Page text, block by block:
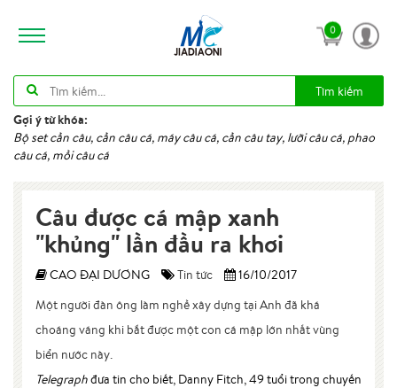
0
Tìm kiếm
Gợi ý từ khóa:
Bộ set cần câu, cần câu cá, máy câu cá, cần câu tay, lưỡi câu cá, phao
câu cá, mồi câu cá
Câu được cá mập xanh
"khủng" lần đầu ra khơi
CAO ĐẠI DƯƠNG Tin tức
16/10/2017
Một người đàn ông làm nghề xây dựng tại Anh đã khá
choáng váng khi bắt được một con cá mập lớn nhất vùng
biển nước này.
Telegraphđưa tin cho biết, Danny Fitch, 49 tuổi trong chuyến